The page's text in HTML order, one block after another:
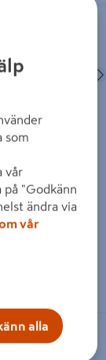
MATT KROM
A262 MATT
i din butik
som
vår
på "Godkänn
ändra via
vår
alla